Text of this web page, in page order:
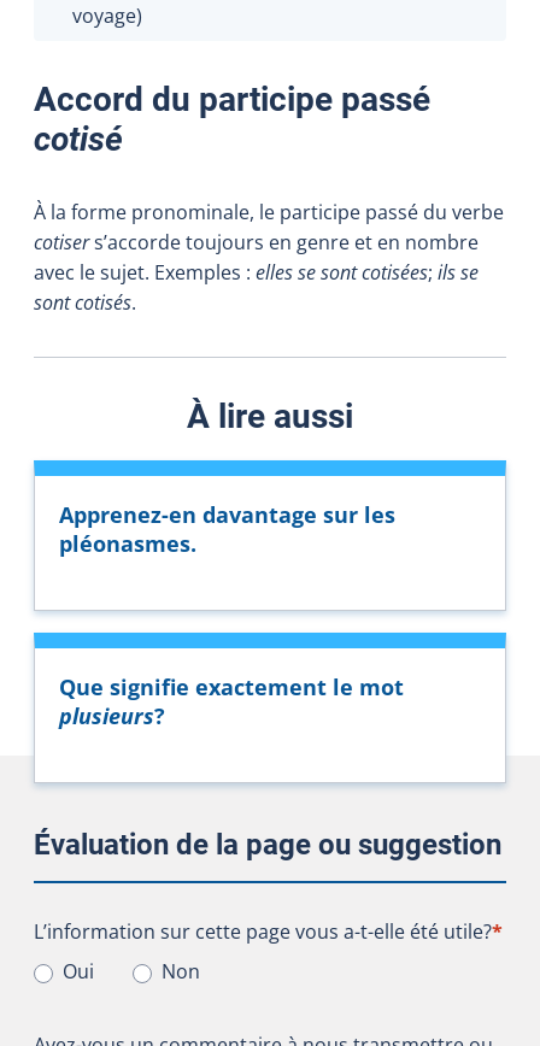
voyage)
Accord du participe passé
cotisé
À la forme pronominale, le participe passé du verbe
cotisers’accorde toujours en genre et en nombre
avec le sujet. Exemples : elles se sont cotisées; ils se
sont cotisés.
À lire aussi
Apprenez-en davantage sur les
pléonasmes.
Que signifie exactement le mot
plusieurs?
Évaluation de la page ou suggestion
L’information sur cette page vous a-t-elle été utile?
L’information sur cette page vous a-t-elle été utile?*
Oui
Non